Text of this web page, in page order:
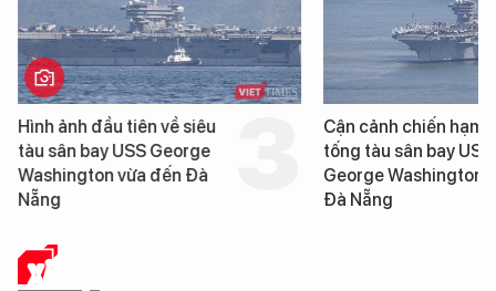
Hình ảnh đầu tiên về siêu
tàu sân bay USS George
Washington vừa đến Đà
Nẵng
Cận cảnh chiến hạm
tống tàu sân bay USS
George Washington
Đà Nẵng
XÃ HỘI